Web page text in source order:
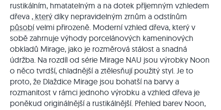
rustikálním, hmatatelným a na dotek příjemným vzhledem
dřeva , který díky nepravidelným zrnům a odstínům
působívelmi přirozeně. Moderní vzhled dřeva, který v
sobě zahrnuje výhody porcelánových kameninových
obkladů Mirage, jako je rozměrová stálost a snadná
údržba. Na rozdíl od série Mirage NAU jsou výrobky Noon
o něco tvrdší, chladnější a ztělesňují použitý styl. Je to
proto, že Dlaždice Mirage jsou bohatší na barvy a
rozmanitost v rámci jednoho výrobku a vzhled dřeva je
poněkud originálnější a rustikálnější. Přehled barev Noon,